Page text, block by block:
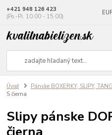
+421 948 126 423
(Po.-Pi. 10.00 - 15.00)
Úvod Pánske BOXERKY, SLIPY,
S čierna
Slipy pánske